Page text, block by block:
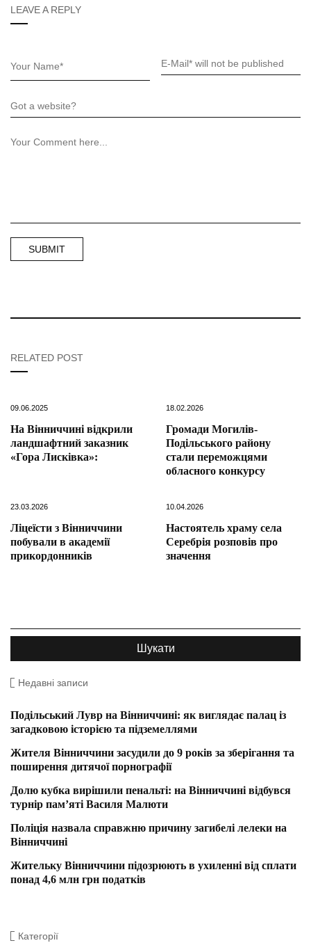
LEAVE A REPLY
RELATED POST
09.06.2025
На Вінниччині відкрили
ландшафтний заказник
«Гора Лисківка»:
18.02.2026
Громади Могилів-
Подільського району
стали переможцями
обласного конкурсу
23.03.2026
Ліцеїсти з Вінниччини
побували в академії
прикордонників
10.04.2026
Настоятель храму села
Серебрія розповів про
значення
Недавні записи
Подільський Лувр на Вінниччині: як виглядає палац із
загадковою історією та підземеллями
Жителя Вінниччини засудили до 9 років за зберігання та
поширення дитячої порнографії
Долю кубка вирішили пенальті: на Вінниччині відбувся
турнір пам’яті Василя Малюти
Поліція назвала справжню причину загибелі лелеки на
Вінниччині
Жительку Вінниччини підозрюють в ухиленні від сплати
понад 4,6 млн грн податків
Категорії